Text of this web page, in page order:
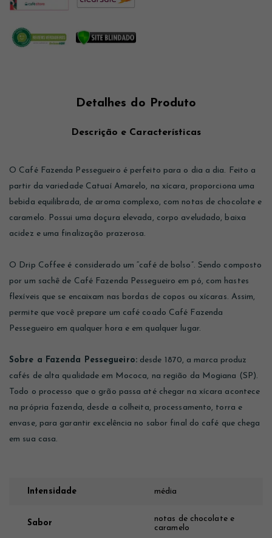
Detalhes do Produto
Descrição e Características
O Café Fazenda Pessegueiro é perfeito para o dia a dia. Feito a
partir da variedade Catuaí Amarelo, na xícara, proporciona uma
bebida equilibrada, de aroma complexo, com notas de chocolate e
caramelo. Possui uma doçura elevada, corpo aveludado, baixa
acidez e uma finalização prazerosa.
O Drip Coffee é considerado um “café de bolso”. Sendo composto
por um sachê de Café Fazenda Pessegueiro em pó, com hastes
flexíveis que se encaixam nas bordas de copos ou xícaras. Assim,
permite que você prepare um café coado Café Fazenda
Pessegueiro em qualquer hora e em qualquer lugar.
Sobre a Fazenda Pessegueiro:desde 1870, a marca produz
cafés de alta qualidade em Mococa, na região da Mogiana (SP).
Todo o processo que o grão passa até chegar na xícara acontece
na própria fazenda, desde a colheita, processamento, torra e
envase, para garantir excelência no sabor final do café que chega
em sua casa.
Intensidade média
Sabor
notas de chocolate e
caramelo